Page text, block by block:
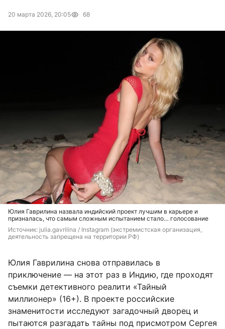
20 марта 2026, 20:05 68
Юлия Гаврилина назвала индийский проект лучшим в карьере и
призналась, что самым сложным испытанием стало… голосование
Источник: julia.gavrilina / Instagram (экстремистская организация,
деятельность запрещена на территории РФ)
Юлия Гаврилина снова отправилась в
приключение — на этот раз в Индию, где проходят
съемки детективного реалити «Тайный
миллионер» (16+). В проекте российские
знаменитости исследуют загадочный дворец и
пытаются разгадать тайны под присмотром Сергея